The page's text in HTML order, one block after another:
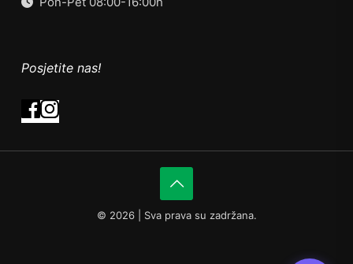
Posjetite nas!
© 2026 | Sva prava su zadržana.